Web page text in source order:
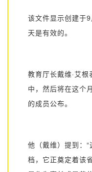
该文件显示创建于9
天是有效的。
教育厅长戴维·艾
中，然后将在这个
的成员公布。
他（戴维）提到：
档，它正奠定着该